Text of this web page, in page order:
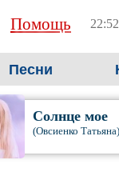
Помощь
Песни
Солнце мое
(Овсиенко Татьяна)